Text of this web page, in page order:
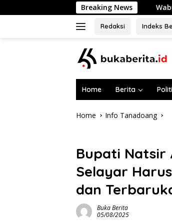
to
Breaking News
Wabup Muhtar Lepas 48
Redaksi Indeks
Home Berita
Home Info Tanadoang
Bupati Natsir
Selayar
dan
Buka Berita
05/08/2025